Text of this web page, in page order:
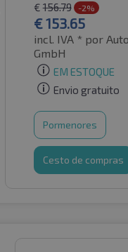
€ 156.79 -2%
€153.65
incl. IVA * por
GmbH
EM ESTOQUE
Envio gratuito
Pormenores
Cesto de compras